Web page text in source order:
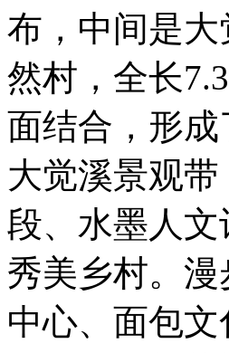
布，中间是
然村，全长
面结合，形
大觉溪景观
段、水墨人
秀美乡村。
中心、面包